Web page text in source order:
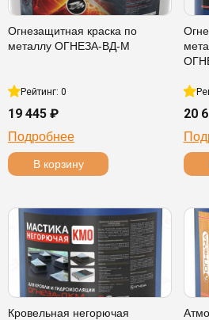
Огнезащитная краска по
металлу ОГНЕЗА-ВД-М
Рейтинг: 0
19 445 ₽
Подробнее
В корзину
20
Кровельная негорючая